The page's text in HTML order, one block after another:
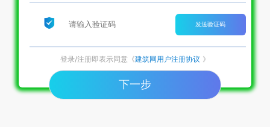
发送验证码
登录/注册即表示同意《建筑网用户注册协议 》
下一步